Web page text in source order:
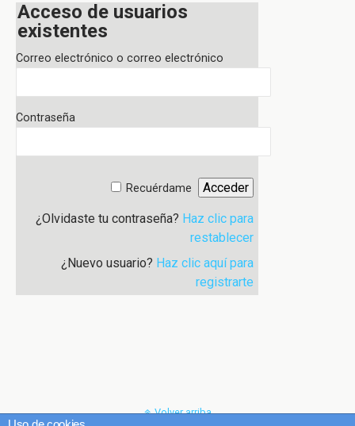
Acceso de usuarios
existentes
Correo electrónico o correo electrónico
Contraseña
Recuérdame
¿Olvidaste tu contraseña? Haz clic para
restablecer
¿Nuevo usuario? Haz clic aquí para
registrarte
Volver arriba